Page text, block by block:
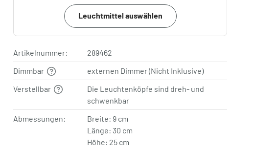
Leuchtmittel auswählen
Artikelnummer:
289462
Dimmbar
externen Dimmer (Nicht Inklusive)
Verstellbar
Die Leuchtenköpfe sind dreh- und
schwenkbar
Abmessungen:
Breite: 9 cm
Länge: 30 cm
Höhe: 25 cm